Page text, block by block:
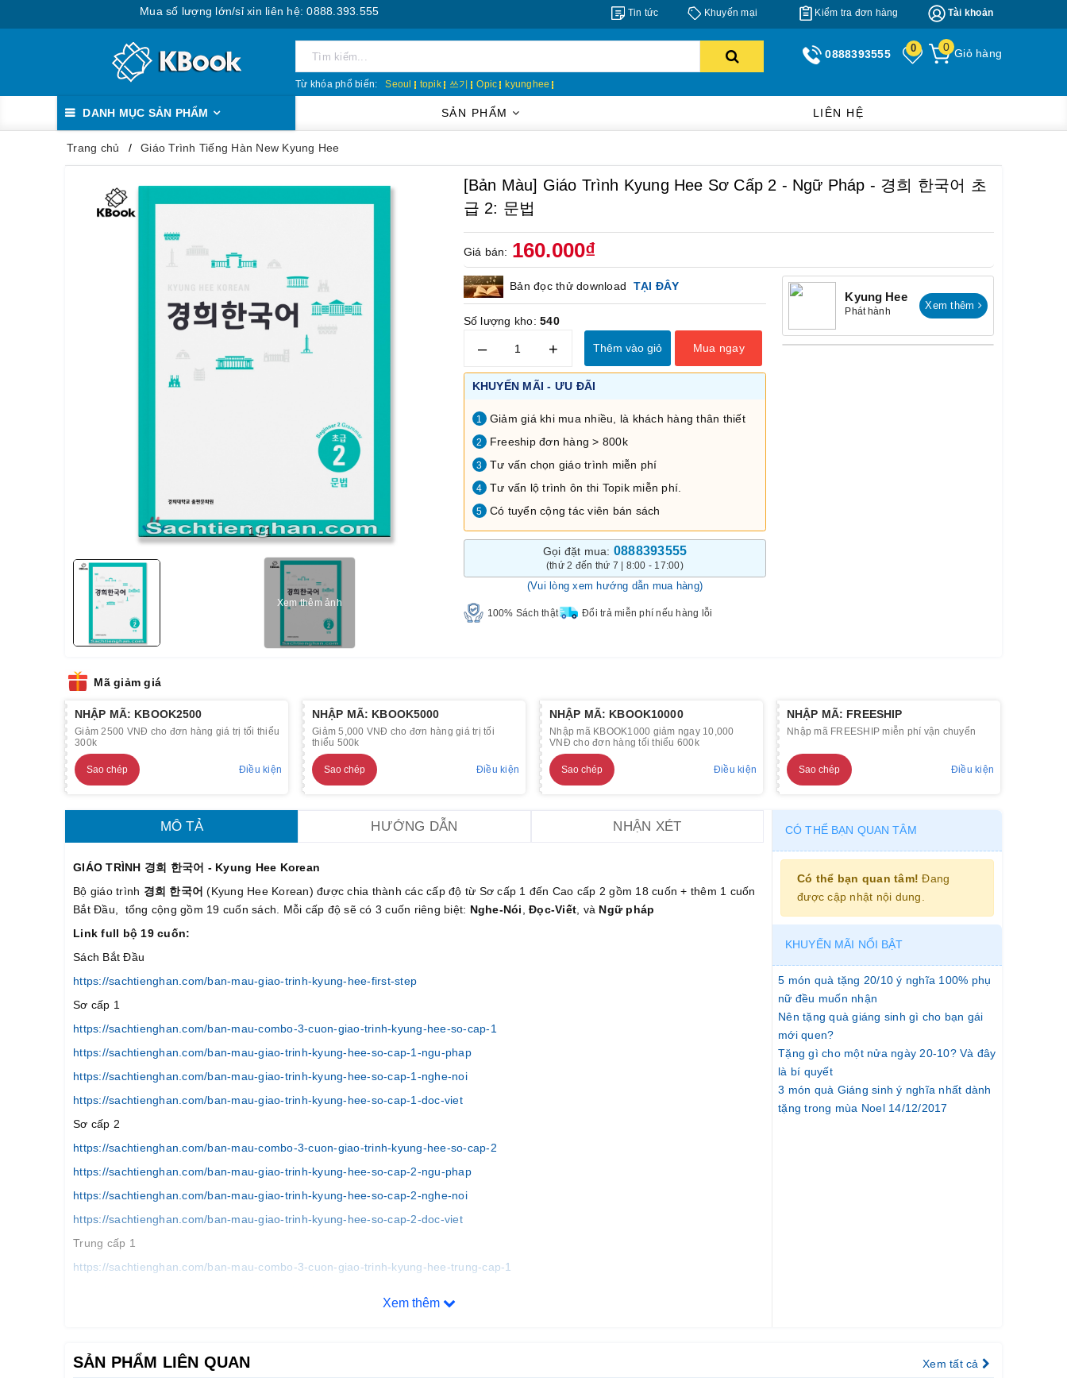
Mua số lượng lớn/sỉ xin liên hệ: 0888.393.555 Tài khoản
Kiểm tra đơn hàng
Khuyến mại
Tin tức
Từ khóa phổ biến: Seoul topik 쓰기 Opic kyunghee
Giỏ hàng
0
0
0888393555
DANH MỤC SẢN PHẨM SẢN PHẨM LIÊN HỆ
Trang chủ Giáo Trình Tiếng Hàn New Kyung Hee
1/1
Xem thêm ảnh
[Bản Màu] Giáo Trình Kyung Hee Sơ Cấp 2 - Ngữ Pháp - 경희 한국어 초
급 2: 문법
Giá bán: 160.000₫
Bản đọc thử download TẠI ĐÂY
Số lượng kho:540
– + Thêm vào giỏ Mua ngay
KHUYẾN MÃI - ƯU ĐÃI
1 Giảm giá khi mua nhiều, là khách hàng thân thiết
2 Freeship đơn hàng > 800k
3 Tư vấn chọn giáo trình miễn phí
4 Tư vấn lộ trình ôn thi Topik miễn phí.
5 Có tuyển cộng tác viên bán sách
Gọi đặt mua: 0888393555
(thứ 2 đến thứ 7 | 8:00 - 17:00)
(Vui lòng xem hướng dẫn mua hàng)
100% Sách thật Đổi trả miễn phí nếu hàng lỗi
Kyung Hee
Phát hành Xem thêm
Mã giảm giá
NHẬP MÃ: KBOOK2500
Giảm 2500 VNĐ cho đơn hàng giá trị tối thiểu
300k
Sao chép Điều kiện
NHẬP MÃ: KBOOK5000
Giảm 5,000 VNĐ cho đơn hàng giá trị tối
thiểu 500k
Sao chép Điều kiện
NHẬP MÃ: KBOOK10000
Nhập mã KBOOK1000 giảm ngay 10,000
VNĐ cho đơn hàng tối thiểu 600k
Sao chép Điều kiện
NHẬP MÃ: FREESHIP
Nhập mã FREESHIP miễn phí vận chuyển
Sao chép Điều kiện
MÔ TẢ HƯỚNG DẪN NHẬN XÉT
GIÁO TRÌNH 경희 한국어 - Kyung Hee Korean
Bộ giáo trình 경희 한국어 (Kyung Hee Korean) được chia thành các cấp độ từ Sơ cấp 1 đến Cao cấp 2 gồm 18 cuốn + thêm 1 cuốn
Bắt Đầu, tổng cộng gồm 19 cuốn sách. Mỗi cấp độ sẽ có 3 cuốn riêng biệt: Nghe-Nói Đọc-Viết , và Ngữ pháp
Link full bộ 19 cuốn:
Sách Bắt Đầu
https://sachtienghan.com/ban-mau-giao-trinh-kyung-hee-first-step
Sơ cấp 1
https://sachtienghan.com/ban-mau-combo-3-cuon-giao-trinh-kyung-hee-so-cap-1
https://sachtienghan.com/ban-mau-giao-trinh-kyung-hee-so-cap-1-ngu-phap
https://sachtienghan.com/ban-mau-giao-trinh-kyung-hee-so-cap-1-nghe-noi
https://sachtienghan.com/ban-mau-giao-trinh-kyung-hee-so-cap-1-doc-viet
Sơ cấp 2
https://sachtienghan.com/ban-mau-combo-3-cuon-giao-trinh-kyung-hee-so-cap-2
https://sachtienghan.com/ban-mau-giao-trinh-kyung-hee-so-cap-2-ngu-phap
https://sachtienghan.com/ban-mau-giao-trinh-kyung-hee-so-cap-2-nghe-noi
https://sachtienghan.com/ban-mau-giao-trinh-kyung-hee-so-cap-2-doc-viet
Trung cấp 1
https://sachtienghan.com/ban-mau-combo-3-cuon-giao-trinh-kyung-hee-trung-cap-1
Trung cấp 2
Xem thêm
CÓ THỂ BẠN QUAN TÂM
Có thể bạn quan tâm! Đang
được cập nhật nội dung.
KHUYẾN MÃI NỔI BẬT
5 món quà tặng 20/10 ý nghĩa 100% phụ
nữ đều muốn nhận
Nên tặng quà giáng sinh gì cho bạn gái
mới quen?
Tặng gì cho một nửa ngày 20-10? Và đây
là bí quyết
3 món quà Giáng sinh ý nghĩa nhất dành
tặng trong mùa Noel 14/12/2017
SẢN PHẨM LIÊN QUAN Xem tất cả